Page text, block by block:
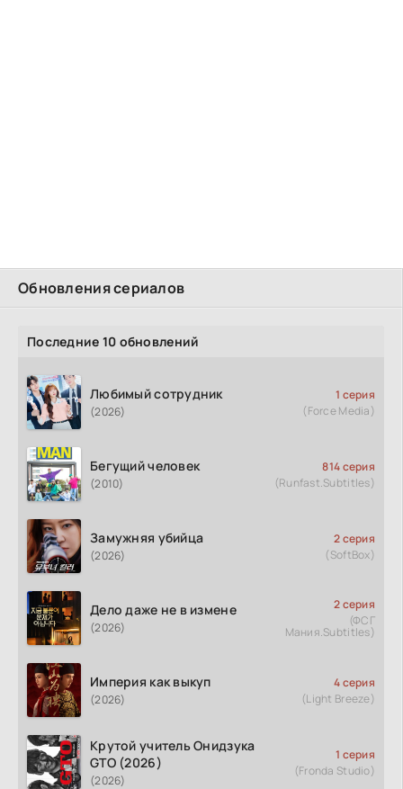
Обновления сериалов
Последние 10 обновлений
Любимый сотрудник
(2026)
1 серия
(Force Media)
Бегущий человек
(2010)
814 серия
(Runfast.Subtitles)
Замужняя убийца
(2026)
2 серия
(SoftBox)
Дело даже не в измене
(2026)
2 серия
(ФСГ
Мания.Subtitles)
Империя как выкуп
(2026)
4 серия
(Light Breeze)
Крутой учитель Онидзука
GTO (2026)
(2026)
1 серия
(Fronda Studio)